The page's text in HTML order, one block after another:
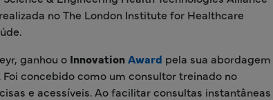
no The London Institute for Healthcare
ganhou o InnovationAward pela sua abordagem
concebido como um consultor treinado no
e acessíveis. Ao facilitar consultas instantâneas